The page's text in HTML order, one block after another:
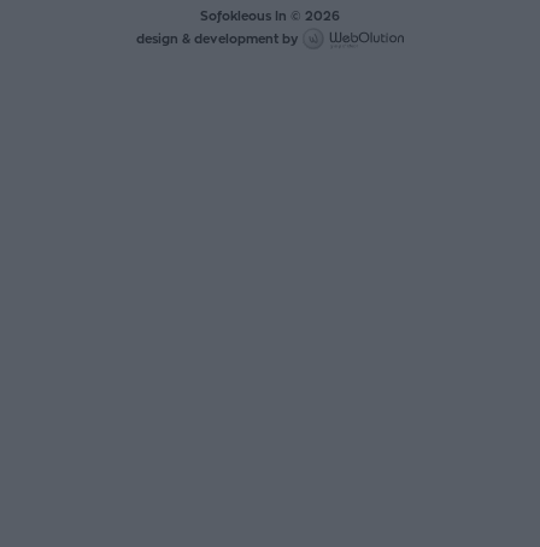
Sofokleous In © 2026
design & development by